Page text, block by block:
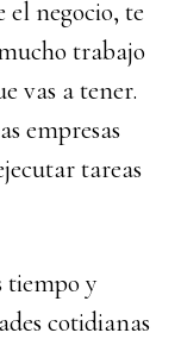
el negocio, te
trabajo
vas a tener.
empresas
tareas
tiempo y
cotidianas